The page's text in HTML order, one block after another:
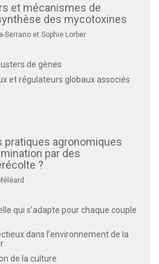
et mécanismes de
des mycotoxines
Serrano et Sophie Lorber
de gènes
et régulateurs globaux associés
pratiques agronomiques
par des
?
qui s’adapte pour chaque couple
dans l’environnement de la
de la culture